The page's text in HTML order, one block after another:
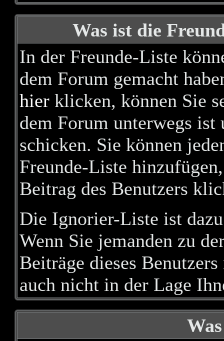
Was ist die
In der Freunde-Liste
dem Forum gemacht
hierklicken, können Sie
dem Forum unterwegs
schicken. Sie können
Freunde-Liste
Beitrag des Benutzers
Die Ignorier-Liste ist
Wenn Sie jemanden zu
Beiträge dieses
auch nicht in der Lage